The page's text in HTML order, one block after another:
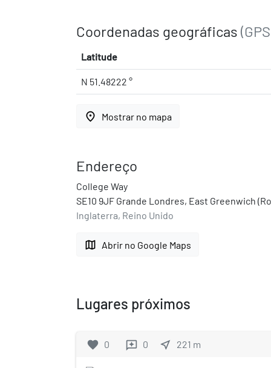
Coordenadas geográficas
Latitude
N 51.48222 °
place Mostrar no mapa
Endereço
College Way
SE10 9JF Grande Londres, East Greenwich
Inglaterra, Reino Unido
map Abrir no Google Maps
Lugares próximos
favorite 0 reviews 0 near_me 221 m